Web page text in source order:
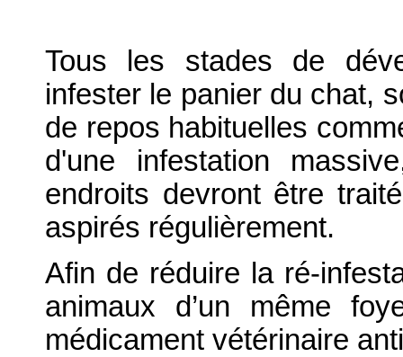
Tous les stades de
infester le panier du chat,
de repos habituelles
d'une infestation
endroits devront être
aspirés régulièrement.
Afin de réduire la ré-
animaux d’un même
médicament vétérinaire